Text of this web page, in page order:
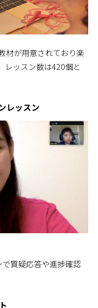
材が用意されており楽
レッスン数は420個と
レッスン
質疑応答や進捗確認